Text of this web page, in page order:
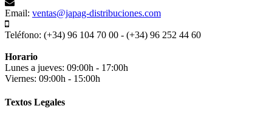
Email: ventas@japag-distribuciones.com
Teléfono: (+34) 96 104 70 00 - (+34) 96 252 44 60
Horario
Lunes a jueves: 09:00h - 17:00h
Viernes: 09:00h - 15:00h
Textos Legales